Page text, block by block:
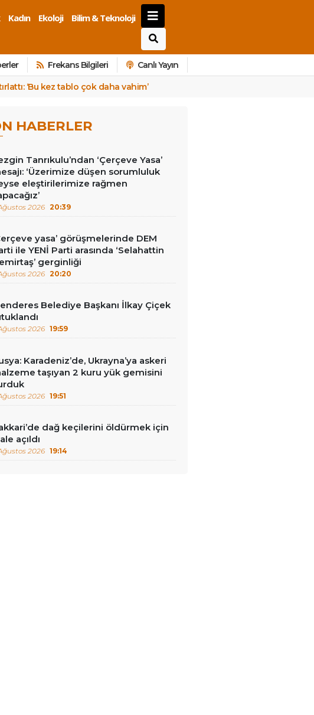
Kadın Ekoloji
Bilim & Teknoloji
Frekans Bilgileri Canlı Yayın
‘Bu kez tablo çok daha vahim’
HABERLER
Tanrıkulu’ndan ‘Çerçeve Yasa’
‘Üzerimize düşen sorumluluk
eleştirilerimize rağmen
2026 20:39
yasa’ görüşmelerinde DEM
ile YENİ Parti arasında ‘Selahattin
gerginliği
2026 20:20
Belediye Başkanı İlkay Çiçek
2026 19:59
Karadeniz’de, Ukrayna’ya askeri
taşıyan 2 kuru yük gemisini
2026 19:51
dağ keçilerini öldürmek için
açıldı
2026 19:14